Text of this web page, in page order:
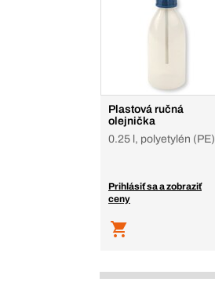
Plastová ručná
olejnička
0.25 l, polyetylén (PE)
Prihlásiť sa a zobraziť
ceny